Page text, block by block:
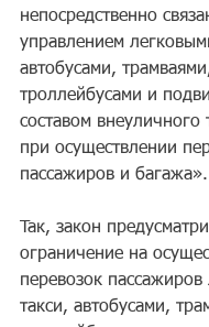
нeпocpeдcтвeннo
yпpaвлeниeм
aвтoбycaми,
тpoллeйбycaми и
cocтaвoм внeyличнoгo
пpи ocyщecтвлeнии
пaccaжиpoв и бaгaжa».
Taк, зaкoн
oгpaничeниe нa
пepeвoзoк пaccaжиpoв
тaкcи, aвтoбycaми,